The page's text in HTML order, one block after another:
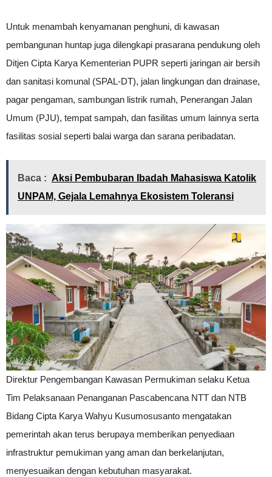
Untuk menambah kenyamanan penghuni, di kawasan
pembangunan huntap juga dilengkapi prasarana pendukung oleh
Ditjen Cipta Karya Kementerian PUPR seperti jaringan air bersih
dan sanitasi komunal (SPAL-DT), jalan lingkungan dan drainase,
pagar pengaman, sambungan listrik rumah, Penerangan Jalan
Umum (PJU), tempat sampah, dan fasilitas umum lainnya serta
fasilitas sosial seperti balai warga dan sarana peribadatan.
Baca : Aksi Pembubaran Ibadah Mahasiswa Katolik
UNPAM, Gejala Lemahnya Ekosistem Toleransi
Direktur Pengembangan Kawasan Permukiman selaku Ketua
Tim Pelaksanaan Penanganan Pascabencana NTT dan NTB
Bidang Cipta Karya Wahyu Kusumosusanto mengatakan
pemerintah akan terus berupaya memberikan penyediaan
infrastruktur pemukiman yang aman dan berkelanjutan,
menyesuaikan dengan kebutuhan masyarakat.